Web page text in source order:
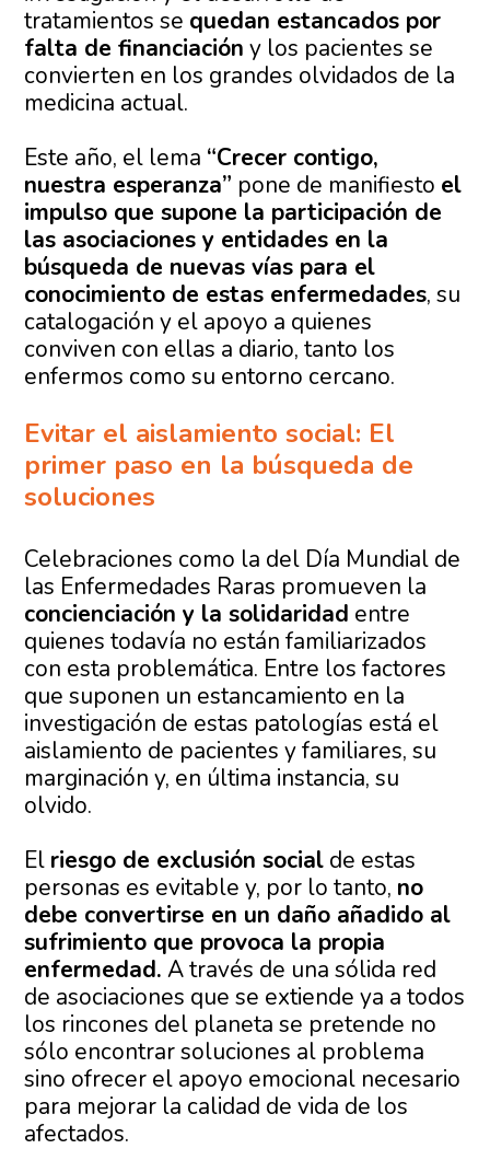
tratamientos se quedan estancados por
falta de financiación y los pacientes se
convierten en los grandes olvidados de la
medicina actual.
Este año, el lema “Crecer contigo,
nuestra esperanza” pone de manifiesto el
impulso que supone la participación de
las asociaciones y entidades en la
búsqueda de nuevas vías para el
conocimiento de estas enfermedades, su
catalogación y el apoyo a quienes
conviven con ellas a diario, tanto los
enfermos como su entorno cercano.
Evitar el aislamiento social: El
primer paso en la búsqueda de
soluciones
Celebraciones como la del Día Mundial de
las Enfermedades Raras promueven la
concienciación y la solidaridad entre
quienes todavía no están familiarizados
con esta problemática. Entre los factores
que suponen un estancamiento en la
investigación de estas patologías está el
aislamiento de pacientes y familiares, su
marginación y, en última instancia, su
olvido.
El riesgo de exclusión social de estas
personas es evitable y, por lo tanto, no
debe convertirse en un daño añadido al
sufrimiento que provoca la propia
enfermedad. A través de una sólida red
de asociaciones que se extiende ya a todos
los rincones del planeta se pretende no
sólo encontrar soluciones al problema
sino ofrecer el apoyo emocional necesario
para mejorar la calidad de vida de los
afectados.